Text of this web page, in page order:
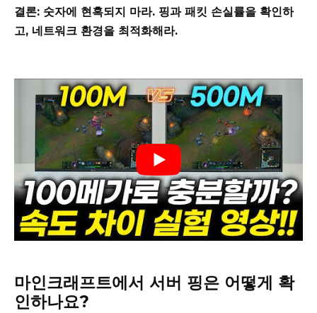
결론: 숫자에 현혹되지 마라. 핑과 패킷 손실률을 확인하
고, 네트워크 환경을 최적화해라.
마인크래프트에서 서버 핑은 어떻게 확
인하나요?